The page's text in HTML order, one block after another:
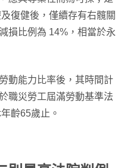
復健後，僅續存有右髖關
損比例為 14%，相當於永
動能力比率後，其時間計
職災勞工屆滿勞動基準法
齡65歲止。